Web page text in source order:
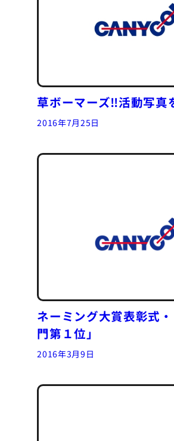
草ボーマーズ‼活動写真
2016年7月25日
ネーミング大賞表彰式
門第１位」
2016年3月9日